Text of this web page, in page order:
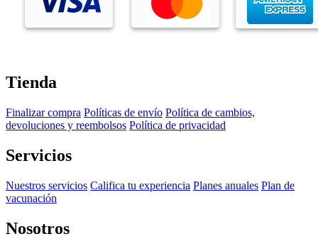
Tienda
Finalizar compra Políticas de envío Política de cambios,
devoluciones y reembolsos Política de privacidad
Servicios
Nuestros servicios Califica tu experiencia Planes anuales Plan de
vacunación
Nosotros